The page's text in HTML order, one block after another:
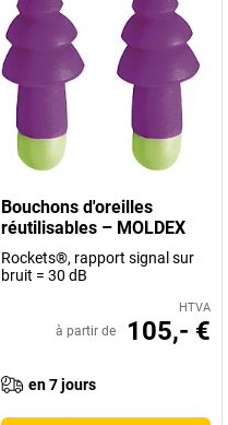
Bouchons d'oreilles
réutilisables – MOLDEX
Rockets®, rapport signal sur
bruit = 30 dB
HTVA
à partir de 105,- €
en 7 jours